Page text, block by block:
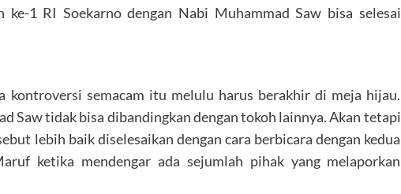
ke-1 RI Soekarno dengan Nabi Muhammad Saw bisa selesai
kontroversi semacam itu melulu harus berakhir di meja hijau.
Saw tidak bisa dibandingkan dengan tokoh lainnya. Akan tetapi
lebih baik diselesaikan dengan cara berbicara dengan kedua
ketika mendengar ada sejumlah pihak yang melaporkan